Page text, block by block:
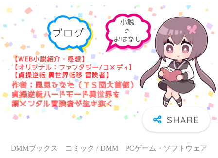
DMMブックス コミック / DMM PCゲーム・ソフトウェア